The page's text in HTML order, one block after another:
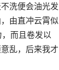
洗便会油光发
由直冲云霄似
而且卷发以
乱，后来我才